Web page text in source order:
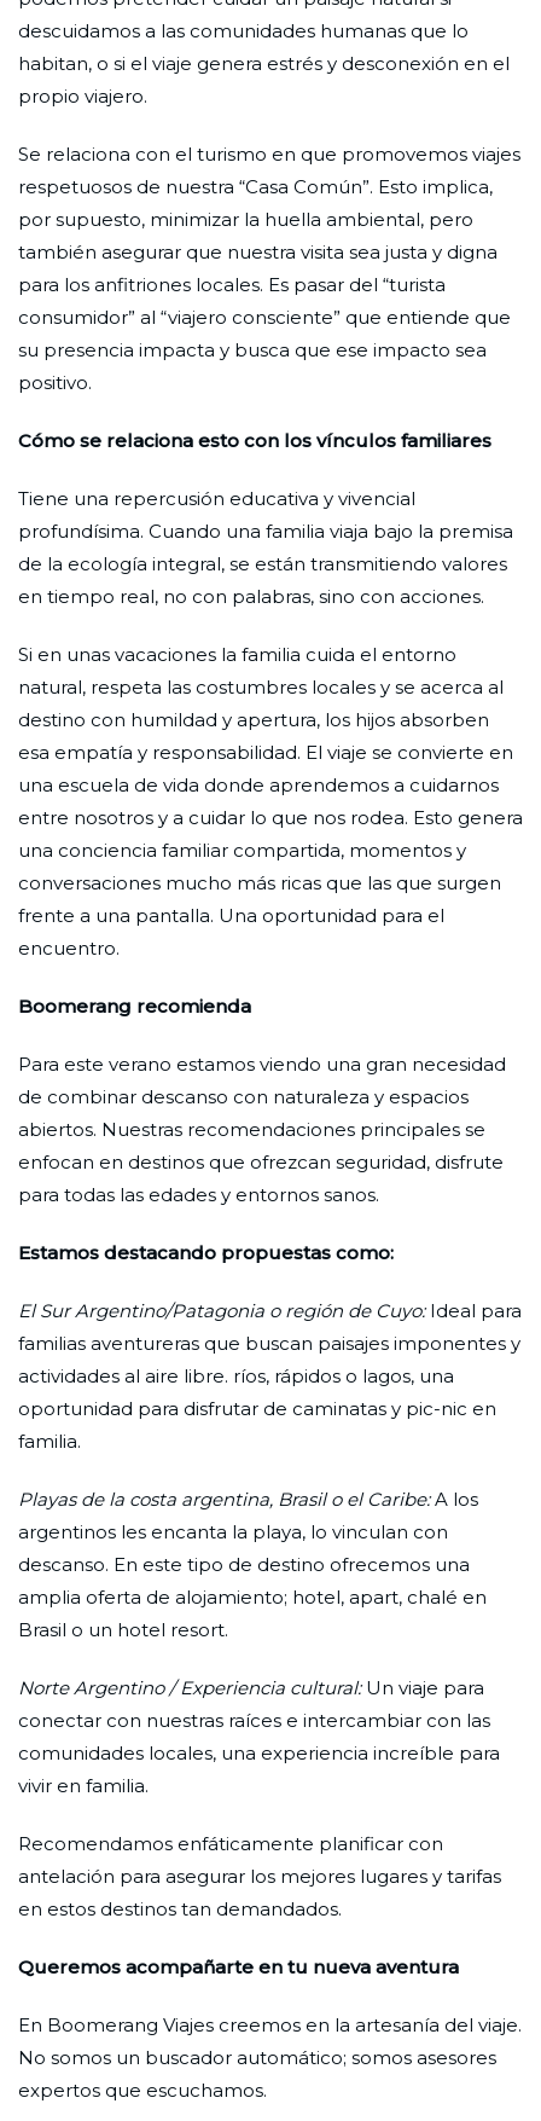
descuidamos a las comunidades humanas que lo
habitan, o si el viaje genera estrés y desconexión en el
propio viajero.
Se relaciona con el turismo en que promovemos viajes
respetuosos de nuestra “Casa Común”. Esto implica,
por supuesto, minimizar la huella ambiental, pero
también asegurar que nuestra visita sea justa y digna
para los anfitriones locales. Es pasar del “turista
consumidor” al “viajero consciente” que entiende que
su presencia impacta y busca que ese impacto sea
positivo.
Cómo se relaciona esto con los vínculos familiares
Tiene una repercusión educativa y vivencial
profundísima. Cuando una familia viaja bajo la premisa
de la ecología integral, se están transmitiendo valores
en tiempo real, no con palabras, sino con acciones.
Si en unas vacaciones la familia cuida el entorno
natural, respeta las costumbres locales y se acerca al
destino con humildad y apertura, los hijos absorben
esa empatía y responsabilidad. El viaje se convierte en
una escuela de vida donde aprendemos a cuidarnos
entre nosotros y a cuidar lo que nos rodea. Esto genera
una conciencia familiar compartida, momentos y
conversaciones mucho más ricas que las que surgen
frente a una pantalla. Una oportunidad para el
encuentro.
Boomerang recomienda
Para este verano estamos viendo una gran necesidad
de combinar descanso con naturaleza y espacios
abiertos. Nuestras recomendaciones principales se
enfocan en destinos que ofrezcan seguridad, disfrute
para todas las edades y entornos sanos.
Estamos destacando propuestas como:
El Sur Argentino/Patagonia o región de Cuyo:Ideal para
familias aventureras que buscan paisajes imponentes y
actividades al aire libre. ríos, rápidos o lagos, una
oportunidad para disfrutar de caminatas y pic-nic en
familia.
Playas de la costa argentina, Brasil o el Caribe:A los
argentinos les encanta la playa, lo vinculan con
descanso. En este tipo de destino ofrecemos una
amplia oferta de alojamiento; hotel, apart, chalé en
Brasil o un hotel resort.
Norte Argentino / Experiencia cultural:Un viaje para
conectar con nuestras raíces e intercambiar con las
comunidades locales, una experiencia increíble para
vivir en familia.
Recomendamos enfáticamente planificar con
antelación para asegurar los mejores lugares y tarifas
en estos destinos tan demandados.
Queremos acompañarte en tu nueva aventura
En Boomerang Viajes creemos en la artesanía del viaje.
No somos un buscador automático; somos asesores
expertos que escuchamos.